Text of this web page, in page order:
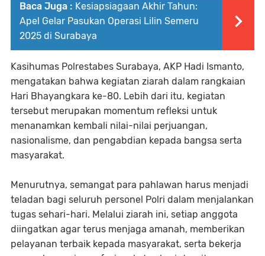
Baca Juga : Kesiapsiagaan Akhir Tahun:
Apel Gelar Pasukan Operasi Lilin Semeru
2025 di Surabaya
Kasihumas Polrestabes Surabaya, AKP Hadi Ismanto,
mengatakan bahwa kegiatan ziarah dalam rangkaian
Hari Bhayangkara ke-80. Lebih dari itu, kegiatan
tersebut merupakan momentum refleksi untuk
menanamkan kembali nilai-nilai perjuangan,
nasionalisme, dan pengabdian kepada bangsa serta
masyarakat.
Menurutnya, semangat para pahlawan harus menjadi
teladan bagi seluruh personel Polri dalam menjalankan
tugas sehari-hari. Melalui ziarah ini, setiap anggota
diingatkan agar terus menjaga amanah, memberikan
pelayanan terbaik kepada masyarakat, serta bekerja